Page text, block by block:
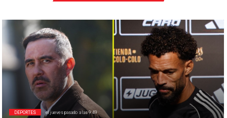
DEPORTES el jueves pasado a las 9:49